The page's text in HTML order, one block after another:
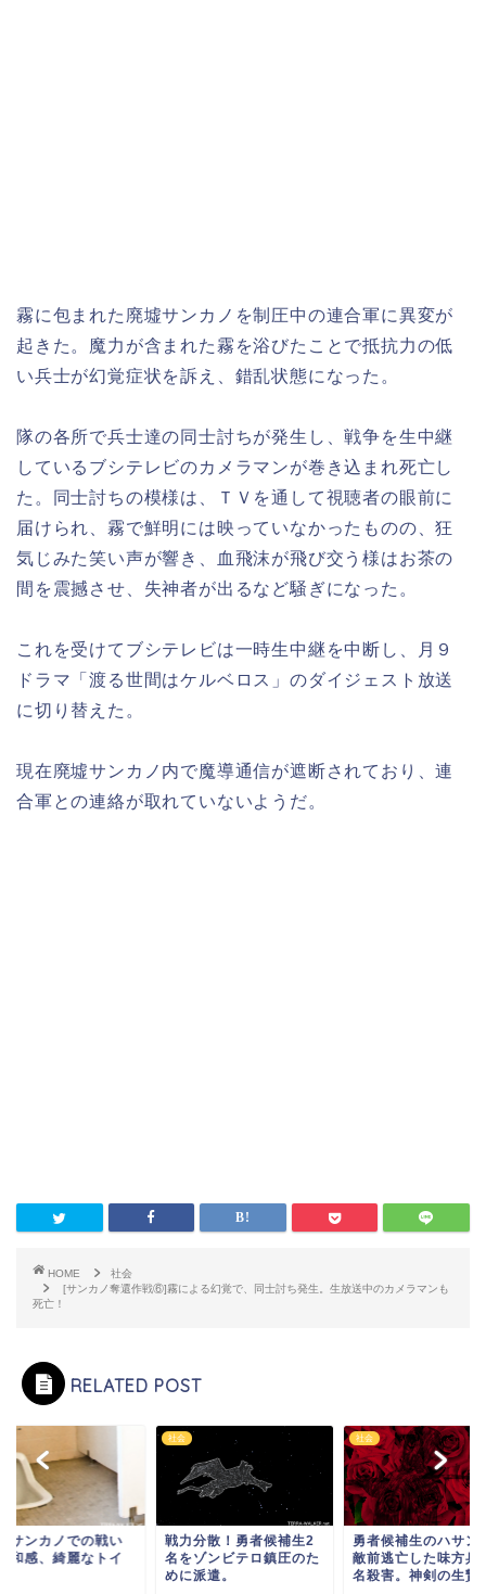
霧に包まれた廃墟サンカノを制圧中の連合軍に異変が
起きた。魔力が含まれた霧を浴びたことで抵抗力の低
い兵士が幻覚症状を訴え、錯乱状態になった。
隊の各所で兵士達の同士討ちが発生し、戦争を生中継
しているブシテレビのカメラマンが巻き込まれ死亡し
た。同士討ちの模様は、ＴＶを通して視聴者の眼前に
届けられ、霧で鮮明には映っていなかったものの、狂
気じみた笑い声が響き、血飛沫が飛び交う様はお茶の
間を震撼させ、失神者が出るなど騒ぎになった。
これを受けてブシテレビは一時生中継を中断し、月９
ドラマ「渡る世間はケルベロス」のダイジェスト放送
に切り替えた。
現在廃墟サンカノ内で魔導通信が遮断されており、連
合軍との連絡が取れていないようだ。
HOME
社会
[サンカノ奪還作戦⑥]霧による幻覚で、同士討ち発生。生放送中のカメラマンも
死亡！
RELATED POST
サンカノでの戦い
和感、綺麗なトイ
社会
戦力分散！勇者候補生2
名をゾンビテロ鎮圧のた
めに派遣。
社会
勇者候補生のハサン
敵前逃亡した味方兵
名殺害。神剣の生贄